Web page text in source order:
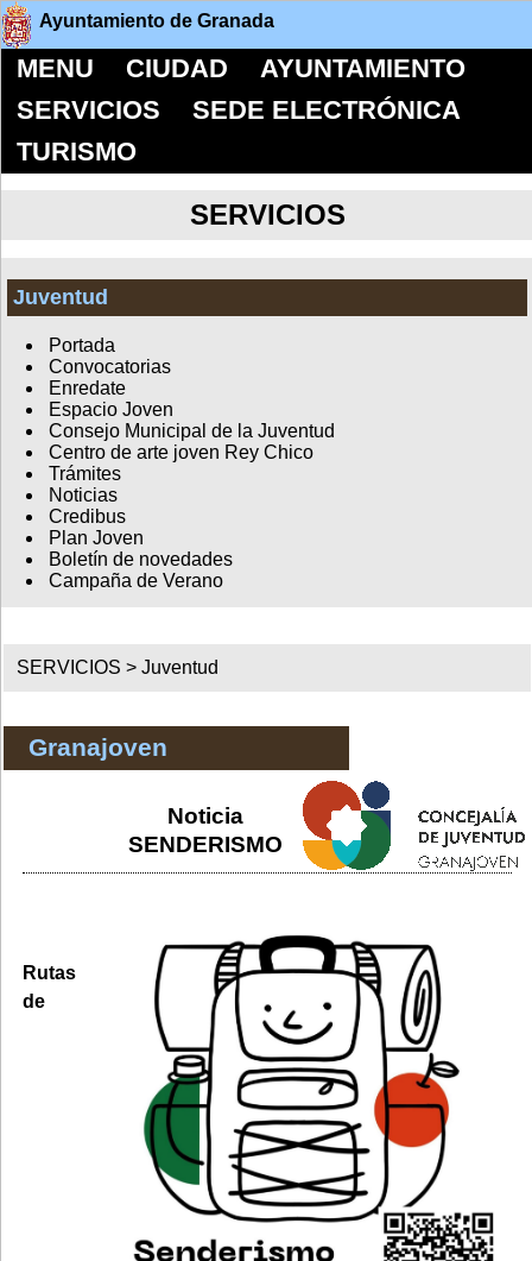
Ayuntamiento de Granada
MENU CIUDAD
AYUNTAMIENTO
SERVICIOS
SEDE ELECTRÓNICA
TURISMO
SERVICIOS
Juventud
Portada
Convocatorias
Enredate
Espacio Joven
Consejo Municipal de la Juventud
Centro de arte joven Rey Chico
Trámites
Noticias
Credibus
Plan Joven
Boletín de novedades
Campaña de Verano
SERVICIOS >Juventud
Granajoven
Noticia
SENDERISMO
Rutas
de